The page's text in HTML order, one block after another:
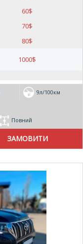
60$
70$
80$
1000$
9л/100км
Повний